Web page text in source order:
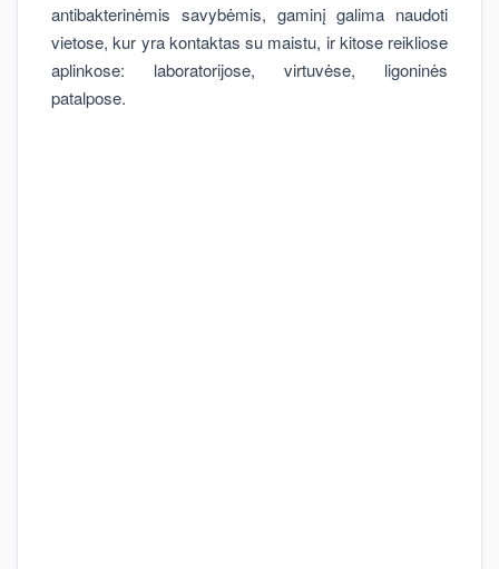
antibakterinėmis savybėmis, gaminį galima naudoti
vietose, kur yra kontaktas su maistu, ir kitose reikliose
aplinkose: laboratorijose, virtuvėse, ligoninės
patalpose.